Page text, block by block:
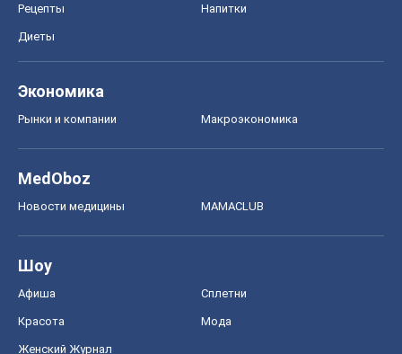
Рецепты Напитки
Диеты
Экономика
Рынки и компании Mакроэкономика
MedOboz
Новости медицины MAMACLUB
Шоу
Афиша Сплетни
Красота Мода
Женский Журнал